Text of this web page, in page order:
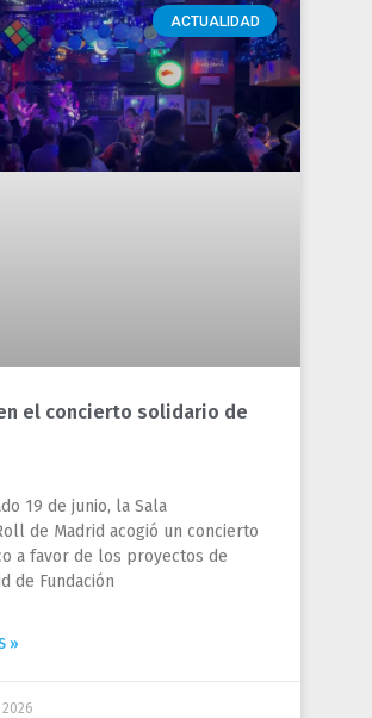
ACTUALIDAD
el concierto solidario de
19 de junio, la Sala
de Madrid acogió un concierto
a favor de los proyectos de
de Fundación
»